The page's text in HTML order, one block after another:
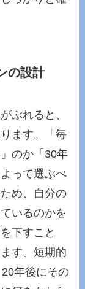
の設計
ぶれると、
ます。「毎
のか「30年
って選ぶべ
め、自分の
いるのかを
下すこと
す。短期的
年後にその